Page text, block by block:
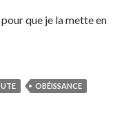
que je la mette en
OBÉISSANCE